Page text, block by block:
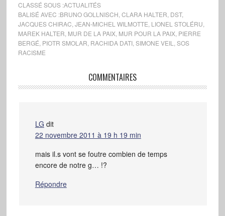
CLASSÉ SOUS :ACTUALITÉS
BALISÉ AVEC :BRUNO GOLLNISCH,CLARA HALTER, DST,
JACQUES CHIRAC,JEAN-MICHEL WILMOTTE, LIONEL STOLÉRU,
MAREK HALTER, MUR DE LA PAIX, MUR POUR LA PAIX, PIERRE
BERGÉ, PIOTR SMOLAR, RACHIDA DATI,SIMONE VEIL,SOS
RACISME
COMMENTAIRES
LG dit
22 novembre 2011 à 19 h 19 min
mais il.s vont se foutre combien de temps
encore de notre g… !?
Répondre